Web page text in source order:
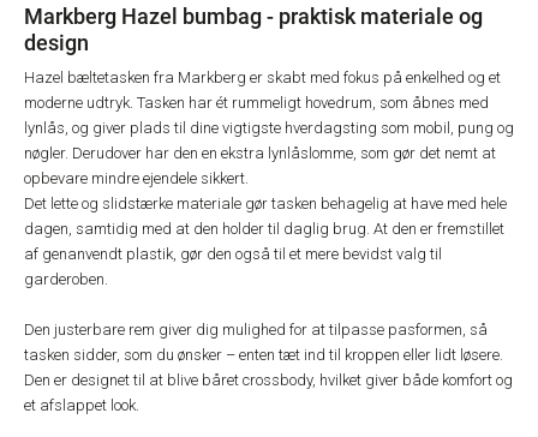
Markberg Hazel bumbag - praktisk materiale og
design
Hazel bæltetasken fra Markberg er skabt med fokus på enkelhed og et
moderne udtryk. Tasken har ét rummeligt hovedrum, som åbnes med
lynlås, og giver plads til dine vigtigste hverdagsting som mobil, pung og
nøgler. Derudover har den en ekstra lynlåslomme, som gør det nemt at
opbevare mindre ejendele sikkert.
Det lette og slidstærke materiale gør tasken behagelig at have med hele
dagen, samtidig med at den holder til daglig brug. At den er fremstillet
af genanvendt plastik, gør den også til et mere bevidst valg til
garderoben.
Den justerbare rem giver dig mulighed for at tilpasse pasformen, så
tasken sidder, som du ønsker – enten tæt ind til kroppen eller lidt løsere.
Den er designet til at blive båret crossbody, hvilket giver både komfort og
et afslappet look.